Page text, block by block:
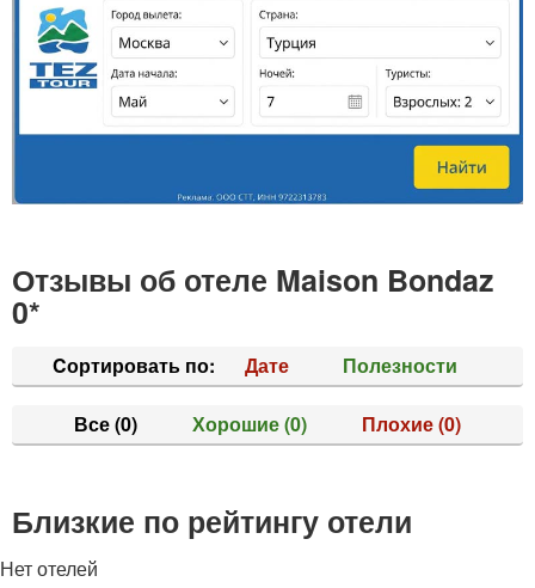
Отзывы об отеле Maison Bondaz
0*
Cортировать по: Дате Полезности
Все(0) Хорошие(0) Плохие(0)
Близкие по рейтингу отели
Нет отелей